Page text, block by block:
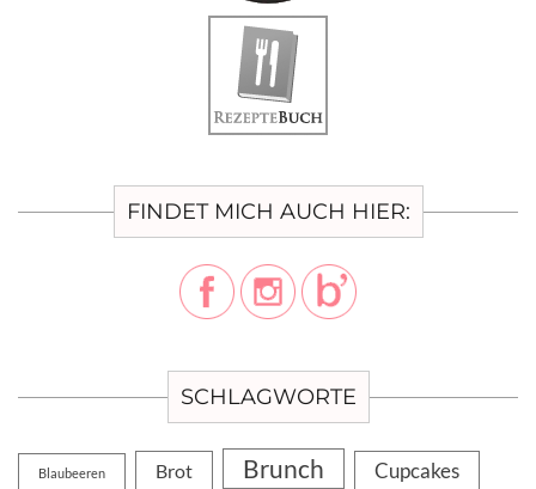
FINDET MICH AUCH HIER:
SCHLAGWORTE
Blaubeeren Brot Brunch Cupcakes